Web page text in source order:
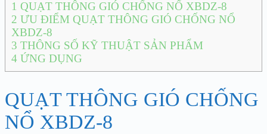
1 QUẠT THÔNG GIÓ CHỐNG NỔ XBDZ-8
2 ƯU ĐIỂM QUẠT THÔNG GIÓ CHỐNG NỔ
XBDZ-8
3 THÔNG SỐ KỸ THUẬT SẢN PHẨM
4 ỨNG DỤNG
QUẠT THÔNG GIÓ CHỐNG
NỔ XBDZ-8